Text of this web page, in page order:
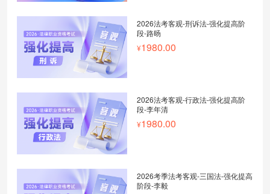
2026法考客观-刑诉法-强化提高阶
段-路旸
1980.00
2026法考客观-行政法-强化提高阶
段-李年清
1980.00
2026考季法考客观-三国法-强化提高
阶段-李毅